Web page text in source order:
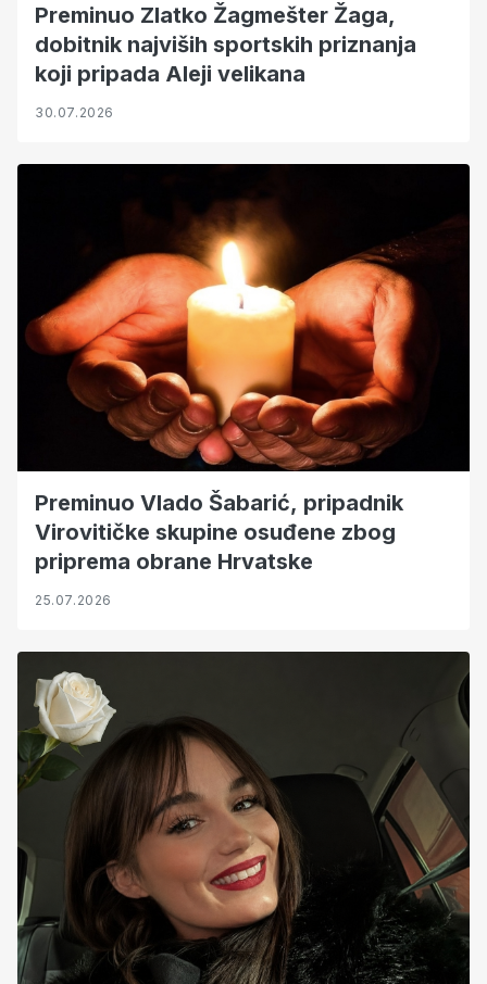
Preminuo Zlatko Žagmešter Žaga,
dobitnik najviših sportskih priznanja
koji pripada Aleji velikana
30.07.2026
Preminuo Vlado Šabarić, pripadnik
Virovitičke skupine osuđene zbog
priprema obrane Hrvatske
25.07.2026